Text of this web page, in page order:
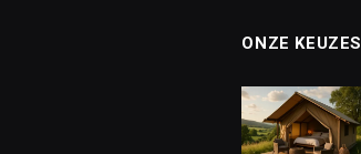
ONZE KEUZES